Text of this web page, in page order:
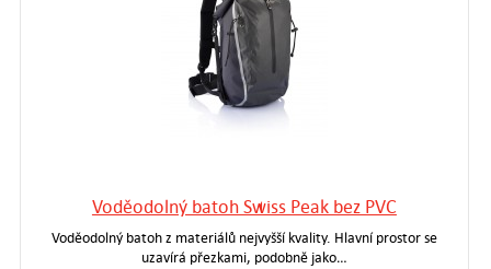
Voděodolný batoh Swiss Peak bez PVC
Voděodolný batoh z materiálů nejvyšší kvality. Hlavní prostor se
uzavírá přezkami, podobně jako…